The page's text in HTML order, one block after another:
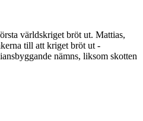
världskriget bröt ut. Mattias,
till att kriget bröt ut -
nämns, liksom skotten